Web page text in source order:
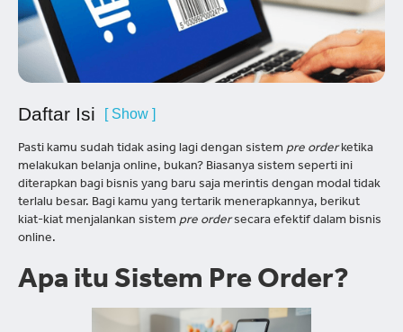
Daftar Isi [ Show ]
Pasti kamu sudah tidak asing lagi dengan sistem pre orderketika
melakukan belanja online, bukan? Biasanya sistem seperti ini
diterapkan bagi bisnis yang baru saja merintis dengan modal tidak
terlalu besar. Bagi kamu yang tertarik menerapkannya, berikut
kiat-kiat menjalankan sistem pre ordersecara efektif dalam bisnis
online.
Apa itu Sistem Pre Order?